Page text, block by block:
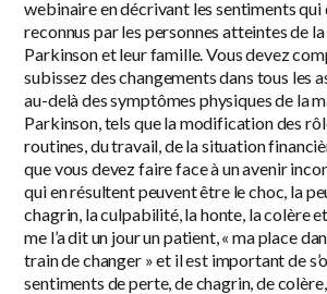
webinaire en décrivant les sentiments
reconnus par les personnes atteintes de
Parkinson et leur famille. Vous devez
subissez des changements dans tous les
au-delà des symptômes physiques de la
Parkinson, tels que la modification des
routines, du travail, de la situation
que vous devez faire face à un avenir
qui en résultent peuvent être le choc, la
chagrin, la culpabilité, la honte, la colère
me l’a dit un jour un patient, « ma place
train de changer » et il est important de
sentiments de perte, de chagrin, de